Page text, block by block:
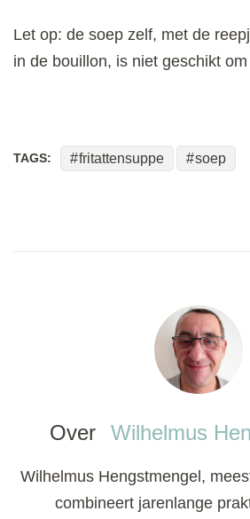
Let op: de soep zelf, met de
in de bouillon, is niet geschikt
TAGS: fritattensuppe soep
Over Wilhelmus
Wilhelmus Hengstmengel,
combineert jarenlange